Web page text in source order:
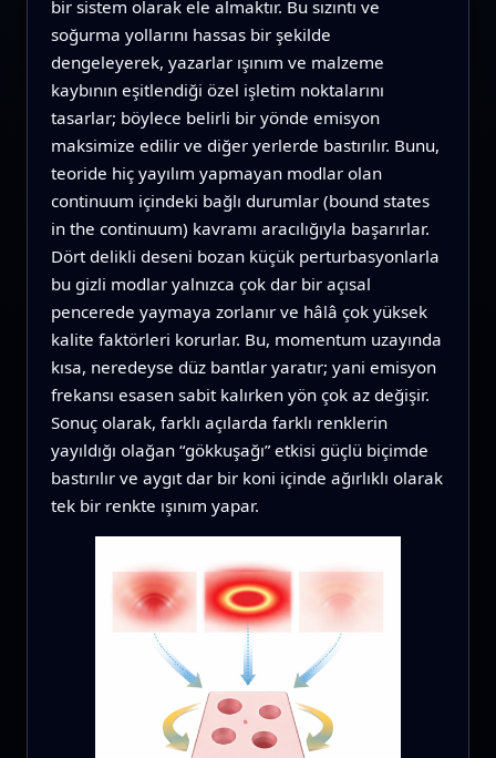
bir sistem olarak ele almaktır. Bu sızıntı ve
soğurma yollarını hassas bir şekilde
dengeleyerek, yazarlar ışınım ve malzeme
kaybının eşitlendiği özel işletim noktalarını
tasarlar; böylece belirli bir yönde emisyon
maksimize edilir ve diğer yerlerde bastırılır. Bunu,
teoride hiç yayılım yapmayan modlar olan
continuum içindeki bağlı durumlar (bound states
in the continuum) kavramı aracılığıyla başarırlar.
Dört delikli deseni bozan küçük perturbasyonlarla
bu gizli modlar yalnızca çok dar bir açısal
pencerede yaymaya zorlanır ve hâlâ çok yüksek
kalite faktörleri korurlar. Bu, momentum uzayında
kısa, neredeyse düz bantlar yaratır; yani emisyon
frekansı esasen sabit kalırken yön çok az değişir.
Sonuç olarak, farklı açılarda farklı renklerin
yayıldığı olağan “gökkuşağı” etkisi güçlü biçimde
bastırılır ve aygıt dar bir koni içinde ağırlıklı olarak
tek bir renkte ışınım yapar.